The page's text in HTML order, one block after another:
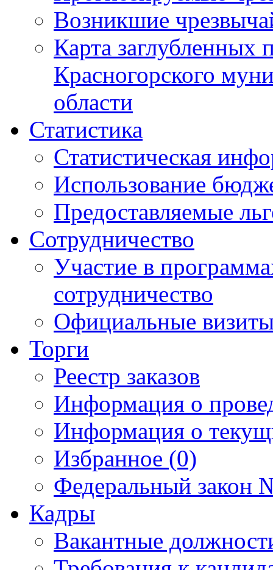
Возникшие
Карта
Красногорского
области
Статистика
Статистическая
Использование
Предоставляемые
Сотрудничество
Участие в
сотрудничество
Официальные
Торги
Реестр заказов
Информация о
Информация о
Избранное (0)
Федеральный закон
Кадры
Вакантные